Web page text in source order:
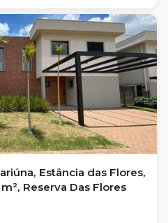
Estância das Flores,
Reserva Das Flores